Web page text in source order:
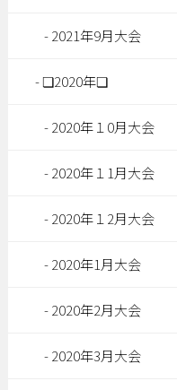
2021年9月大会
❏2020年❏
2020年１0月大会
2020年１1月大会
2020年１2月大会
2020年1月大会
2020年2月大会
2020年3月大会